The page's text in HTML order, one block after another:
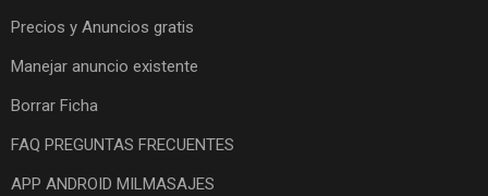
Precios y Anuncios gratis
Manejar anuncio existente
Borrar Ficha
FAQ PREGUNTAS FRECUENTES
APP ANDROID MILMASAJES